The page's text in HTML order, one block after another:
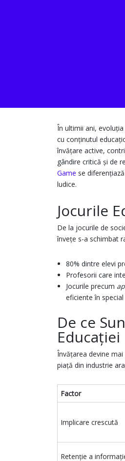
În ultimii ani,
cu conținutul
învățare active,
gândire critică și de
Game se
ludice.
Jocurile
De la jocurile de
învețe s-a schimbat
80% dintre elevi
Profesorii care
Jocurile precum
eficiente în
De ce
Învățarea devine
piață din industrie
Factor
Implicare crescută
Retenție a